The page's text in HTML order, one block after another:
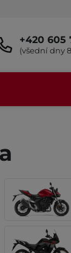
+420 605
(všední dny